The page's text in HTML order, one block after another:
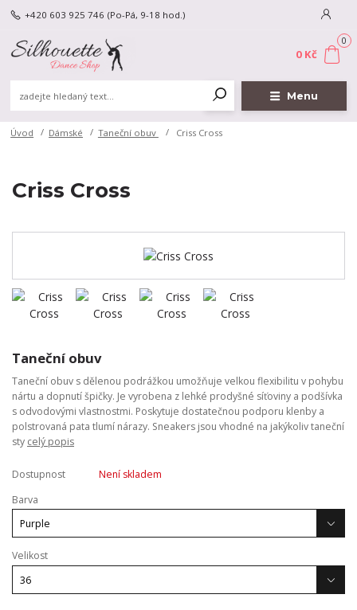
Menu
+420 603 925 746 (Po-Pá, 9-18 hod.)
0
0 Kč
Úvod Dámské Taneční obuv Criss Cross
Criss Cross
Taneční obuv
Taneční obuv s dělenou podrážkou umožňuje velkou flexibilitu v pohybu
nártu a dopnutí špičky. Je vyrobena z lehké prodyšné síťoviny a podšívka
s odvodovými vlastnostmi. Poskytuje dostatečnou podporu klenby a
polstrovaná pata tlumí nárazy. Sneakers jsou vhodné na jakýkoliv taneční
sty celý popis
Dostupnost
Není skladem
Barva
Velikost